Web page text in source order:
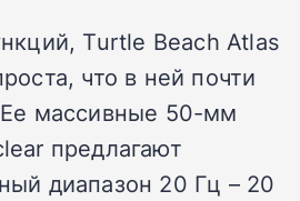
Turtle Beach Atlas
что в ней почти
массивные 50-мм
предлагают
диапазон 20 Гц – 20